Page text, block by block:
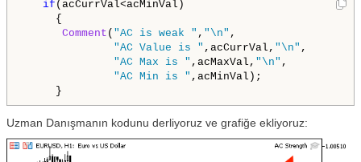
if (acCurrVal<acMinVal)
{
Comment ( "AC is weak " , "\n" ,
"AC Value is " ,acCurrVal, "\n" ,
"AC Max is " ,acMaxVal, "\n" ,
"AC Min is " ,acMinVal);
}
Uzman Danışmanın kodunu derliyoruz ve grafiğe ekliyoruz: